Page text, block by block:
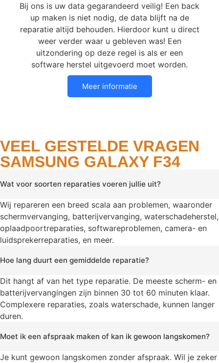
Bij ons is uw data gegarandeerd veilig! Een back
up maken is niet nodig, de data blijft na de
reparatie altijd behouden. Hierdoor kunt u direct
weer verder waar u gebleven was! Een
uitzondering op deze regel is als er een
software herstel uitgevoerd moet worden.
Meer informatie
VEEL GESTELDE VRAGEN
SAMSUNG GALAXY F34
Wat voor soorten reparaties voeren jullie uit?
Wij repareren een breed scala aan problemen, waaronder
schermvervanging, batterijvervanging, waterschadeherstel,
oplaadpoortreparaties, softwareproblemen, camera- en
luidsprekerreparaties, en meer.
Hoe lang duurt een gemiddelde reparatie?
Dit hangt af van het type reparatie. De meeste scherm- en
batterijvervangingen zijn binnen 30 tot 60 minuten klaar.
Complexere reparaties, zoals waterschade, kunnen langer
duren.
Moet ik een afspraak maken of kan ik gewoon langskomen?
Je kunt gewoon langskomen zonder afspraak. Wil je zeker